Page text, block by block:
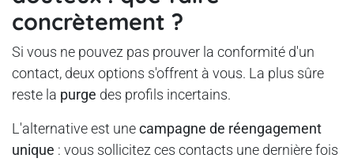
concrètement ?
Si vous ne pouvez pas prouver la conformité d'un
contact, deux options s'offrent à vous. La plus sûre
reste la purge des profils incertains.
L'alternative est unecampagne de réengagement
unique : vous sollicitez ces contacts une dernière fois